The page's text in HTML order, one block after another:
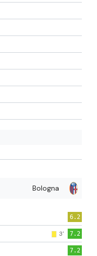
Bologna
6.2
3' 7.2
7.2